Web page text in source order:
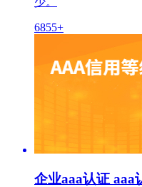
6855+
企业aaa认证 aaa